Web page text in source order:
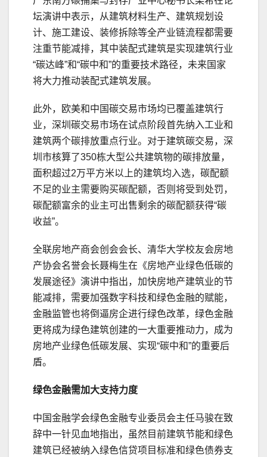
坛演讲中表示，从建筑材料生产、建筑规划设
计、施工建设、装修拆除等全产业链流程都需要
注重节能减排，其中装配式建筑是实现建筑行业
“碳达峰”和“碳中和”的重要技术路径，未来国家
将大力推动装配式建筑发展。
此外，欧美和中国碳交易市场均已覆盖建筑行
业，深圳碳交易市场在试点阶段首先纳入工业和
建筑两个碳排放重点行业。对于建筑碳交易，深
圳市核算了350栋大型公共建筑物的碳排放量，
面积超过2万平方米以上的建筑均入选，碳配额
不足的业主需要购买碳配额，否则将受到处罚，
碳配额富余的业主可出售剩余的碳配额获得“碳
收益”。
全联房地产商会创会会长、清华大学校友会房地
产协会名誉会长聂梅生在《房地产业绿色低碳的
发展途径》演讲中指出，加快房地产建筑业的节
能减排，需要加强数字科技和绿色金融的赋能，
金融监管也将倒逼房企进行绿色改革，绿色金融
更将成为绿色建筑创建的一大重要推动力，成为
房地产业绿色低碳发展、实现“碳中和”的重要后
盾。
绿色金融需加大支持力度
中国金融学会绿色金融专业委员会主任马骏在致
辞中一针见血地指出，虽然目前建筑节能和绿色
建筑已经被纳入绿色信贷项目标准和绿色债券支